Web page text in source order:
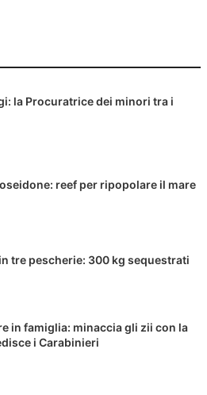
la Procuratrice dei minori tra i
reef per ripopolare il mare
tre pescherie: 300 kg sequestrati
in famiglia: minaccia gli zii con la
i Carabinieri